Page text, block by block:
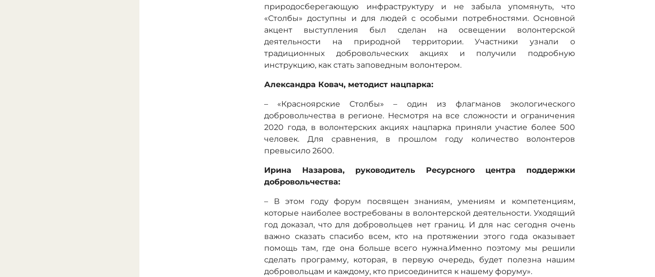
природосберегающую инфраструктуру и не забыла упомянуть, что
«Столбы» доступны и для людей с особыми потребностями. Основной
акцент выступления был сделан на освещении волонтерской
деятельности на природной территории. Участники узнали о
традиционных добровольческих акциях и получили подробную
инструкцию, как стать заповедным волонтером.
Александра Ковач, методист нацпарка:
– «Красноярские Столбы» – один из флагманов экологического
добровольчества в регионе. Несмотря на все сложности и ограничения
2020 года, в волонтерских акциях нацпарка приняли участие более 500
человек. Для сравнения, в прошлом году количество волонтеров
превысило 2600.
Ирина Назарова, руководитель Ресурсного центра поддержки
добровольчества:
– В этом году форум посвящен знаниям, умениям и компетенциям,
которые наиболее востребованы в волонтерской деятельности. Уходящий
год доказал, что для добровольцев нет границ. И для нас сегодня очень
важно сказать спасибо всем, кто на протяжении этого года оказывает
помощь там, где она больше всего нужна.Именно поэтому мы решили
сделать программу, которая, в первую очередь, будет полезна нашим
добровольцам и каждому, кто присоединится к нашему форуму».